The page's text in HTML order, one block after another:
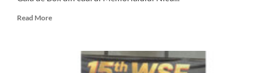
Read MoreRead
debutează